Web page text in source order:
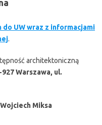
do UW wraz z informacjami
.
architektoniczną
Warszawa, ul.
Wojciech Miksa